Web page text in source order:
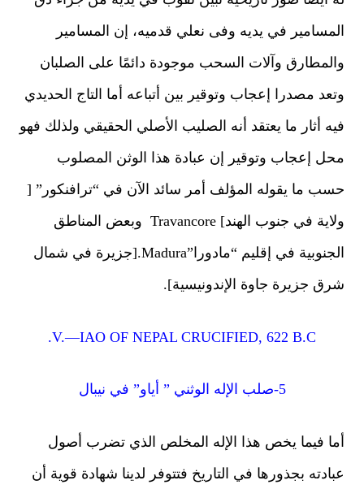
في يديه وفى نعلي قدميه،إن المسامير
وآلات السحب موجودة دائمًا على الصلبان
مصدرا إعجاب وتوقير بين أتباعه أما التاج الحديدي
أثار ما يعتقد أنه الصليب الأصلي الحقيقي ولذلك فهو
إعجاب وتوقير إن عبادة هذا الوثن المصلوب
ما يقوله المؤلف أمر سائد الآن في “ترافنكور” [
ولاية في جنوب الهند] Travancore وبعض المناطق
الجنوبية في إقليم “مادورا”Madura.[جزيرة في شمال
جزيرة جاوة الإندونيسية].
V.—IAO OF NEPAL CRUCIFIED, 622 B.C.
فيما يخص هذا الإله المخلص الذي تضرب أصول
بجذورها في التاريخ فتتوفر لدينا شهادة قوية أن